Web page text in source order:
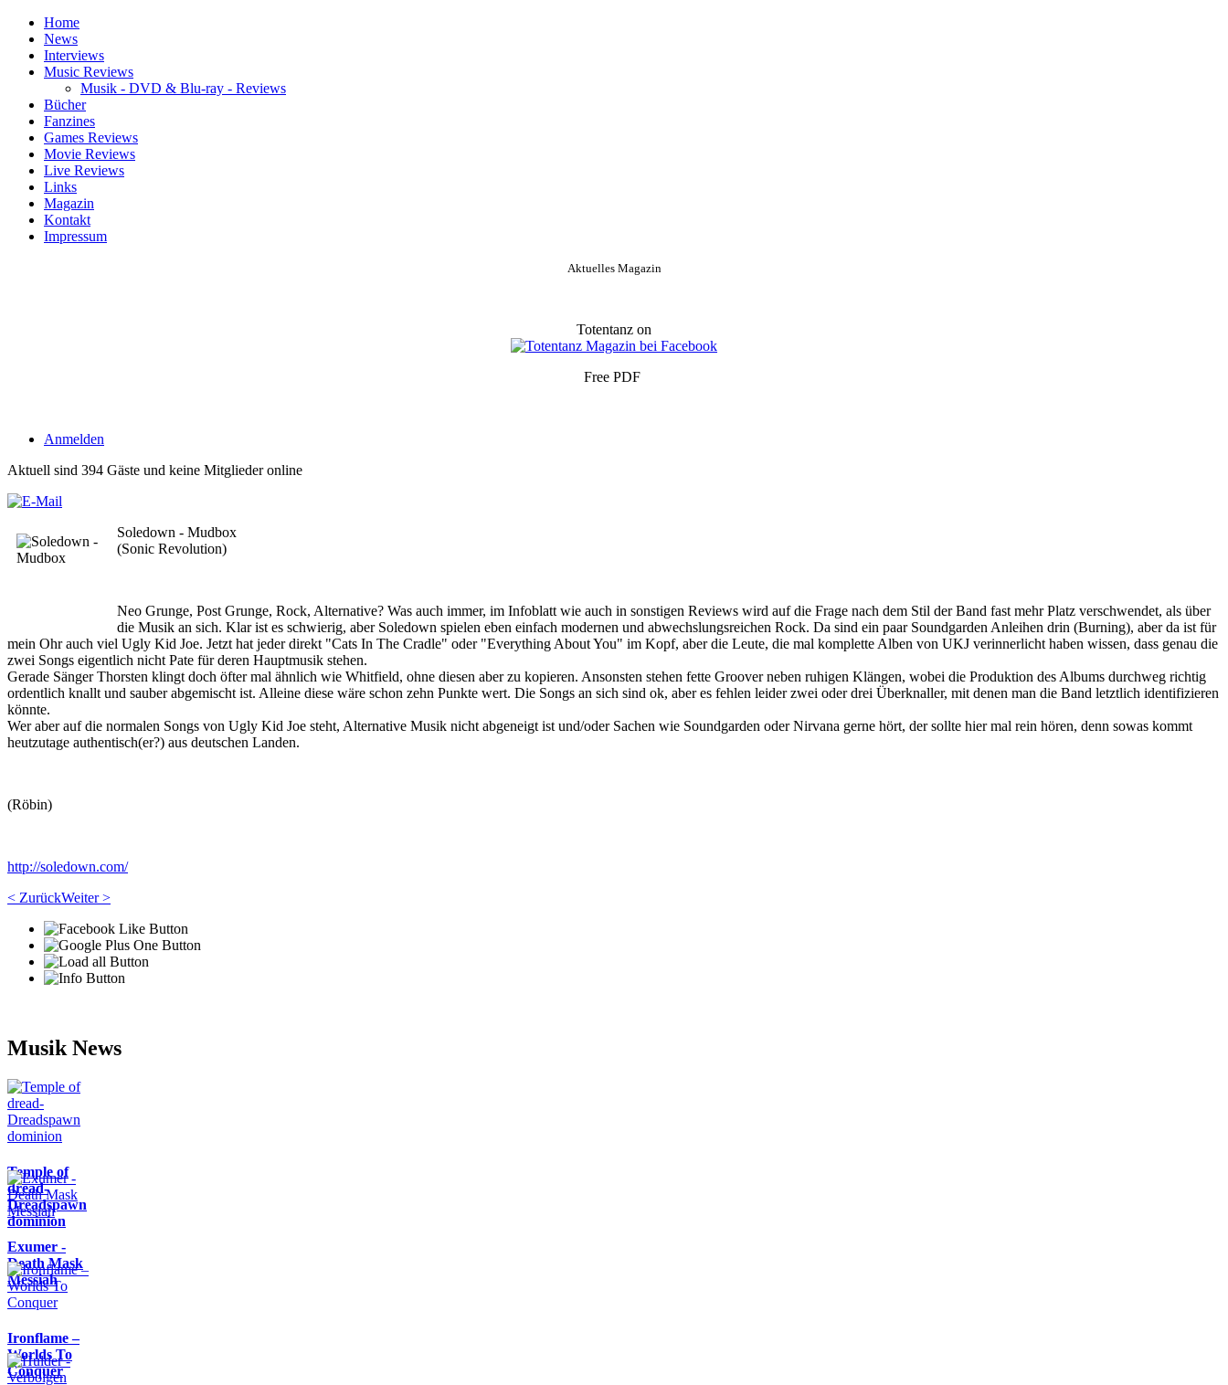
Home
News
Interviews
Music Reviews
Musik - DVD & Blu-ray - Reviews
Bücher
Fanzines
Games Reviews
Movie Reviews
Live Reviews
Links
Magazin
Kontakt
Impressum
Aktuelles Magazin
Totentanz on
Free PDF
Anmelden
Aktuell sind 394 Gäste und keine Mitglieder online
Soledown - Mudbox
(Sonic Revolution)
Neo Grunge, Post Grunge, Rock, Alternative? Was auch immer, im Infoblatt wie auch in sonstigen Reviews wird auf die Frage nach dem Stil der Band fast mehr Platz verschwendet, als über
die Musik an sich. Klar ist es schwierig, aber Soledown spielen eben einfach modernen und abwechslungsreichen Rock. Da sind ein paar Soundgarden Anleihen drin (Burning), aber da ist für
mein Ohr auch viel Ugly Kid Joe. Jetzt hat jeder direkt "Cats In The Cradle" oder "Everything About You" im Kopf, aber die Leute, die mal komplette Alben von UKJ verinnerlicht haben wissen, dass genau die
zwei Songs eigentlich nicht Pate für deren Hauptmusik stehen.
Gerade Sänger Thorsten klingt doch öfter mal ähnlich wie Whitfield, ohne diesen aber zu kopieren. Ansonsten stehen fette Groover neben ruhigen Klängen, wobei die Produktion des Albums durchweg richtig
ordentlich knallt und sauber abgemischt ist. Alleine diese wäre schon zehn Punkte wert. Die Songs an sich sind ok, aber es fehlen leider zwei oder drei Überknaller, mit denen man die Band letztlich identifizieren
könnte.
Wer aber auf die normalen Songs von Ugly Kid Joe steht, Alternative Musik nicht abgeneigt ist und/oder Sachen wie Soundgarden oder Nirvana gerne hört, der sollte hier mal rein hören, denn sowas kommt
heutzutage authentisch(er?) aus deutschen Landen.
(Röbin)
http://soledown.com/
< ZurückWeiter >
Musik News
Temple of
dread-
Dreadspawn
dominion
Exumer -
Death Mask
Messiah
Ironflame –
Worlds To
Conquer